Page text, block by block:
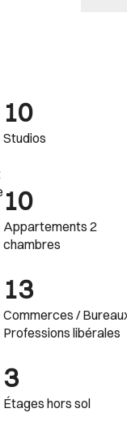
10
Studios
10
Appartements 2
chambres
13
Commerces /
Professions libérales
3
Étages hors sol